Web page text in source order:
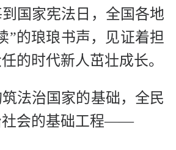
国家宪法日，全国各地
”的琅琅书声，见证着担
的时代新人茁壮成长。
法治国家的基础，全民
社会的基础工程——